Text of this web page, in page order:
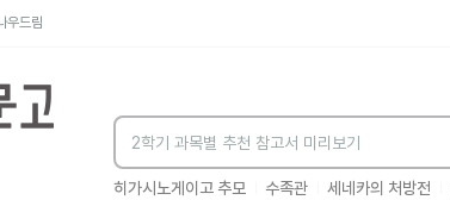
우드림
히가시노게이고 추모 수족관 세네카의 처방전